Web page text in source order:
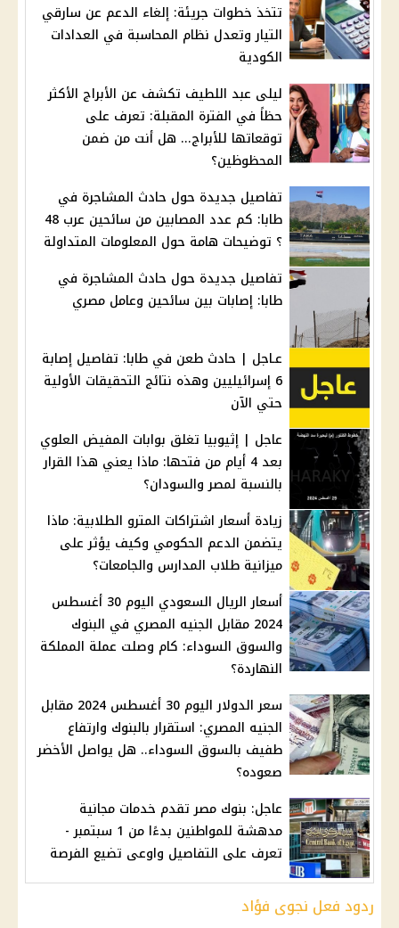
تتخذ خطوات جريئة: إلغاء الدعم عن سارقي
التيار وتعدل نظام المحاسبة في العدادات
الكودية
ليلى عبد اللطيف تكشف عن الأبراج الأكثر
حظاً في الفترة المقبلة: تعرف على
توقعاتها للأبراج... هل أنت من ضمن
المحظوظين؟
تفاصيل جديدة حول حادث المشاجرة في
طابا: كم عدد المصابين من سائحين عرب 48
؟ توضيحات هامة حول المعلومات المتداولة
تفاصيل جديدة حول حادث المشاجرة في
طابا: إصابات بين سائحين وعامل مصري
عـاجل | حادث طعن في طابا: تفاصيل إصابة
6 إسرائيليين وهذه نتائج التحقيقات الأولية
حتي الآن
عاجل | إثيوبيا تغلق بوابات المفيض العلوي
بعد 4 أيام من فتحها: ماذا يعني هذا القرار
بالنسبة لمصر والسودان؟
زيادة أسعار اشتراكات المترو الطلابية: ماذا
يتضمن الدعم الحكومي وكيف يؤثر على
ميزانية طلاب المدارس والجامعات؟
أسعار الريال السعودي اليوم 30 أغسطس
2024 مقابل الجنيه المصري في البنوك
والسوق السوداء: كام وصلت عملة المملكة
النهاردة؟
سعر الدولار اليوم 30 أغسطس 2024 مقابل
الجنيه المصري: استقرار بالبنوك وارتفاع
طفيف بالسوق السوداء.. هل يواصل الأخضر
صعوده؟
عاجل: بنوك مصر تقدم خدمات مجانية
مدهشة للمواطنين بدءًا من 1 سبتمبر -
تعرف على التفاصيل واوعى تضيع الفرصة
ردود فعل نجوى فؤاد